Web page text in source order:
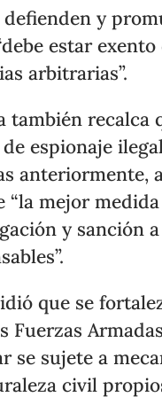
y
estar
arbitrarias”.
también recalca
espionaje
anteriormente,
“la mejor
y sanción
que se
se sujete a
civil